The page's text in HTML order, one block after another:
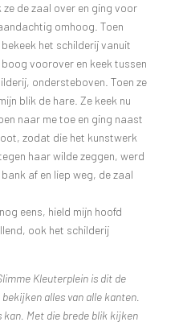
de zaal over en ging voor
omhoog. Toen
het schilderij vanuit
voorover en keek tussen
ondersteboven. Toen ze
blik de hare. Ze keek nu
naar me toe en ging naast
zodat die het kunstwerk
haar wilde zeggen, werd
af en liep weg, de zaal
eens, hield mijn hoofd
ook het schilderij
Kleuterplein is dit de
alles van alle kanten.
kan. Met die brede blik kijken